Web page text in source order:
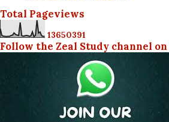
Total Pageviews
13650391
Follow the Zeal Study channel